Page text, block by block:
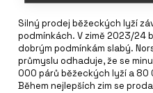
Silný prodej běžeckých lyží
podmínkách. V zimě 2023/24
dobrým podmínkám slabý.
průmyslu odhaduje, že se
000 párů běžeckých lyží a 80
Během nejlepších zim se